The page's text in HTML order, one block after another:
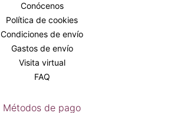
Conócenos
Política de cookies
Condiciones de envío
Gastos de envío
Visita virtual
FAQ
Métodos de pago